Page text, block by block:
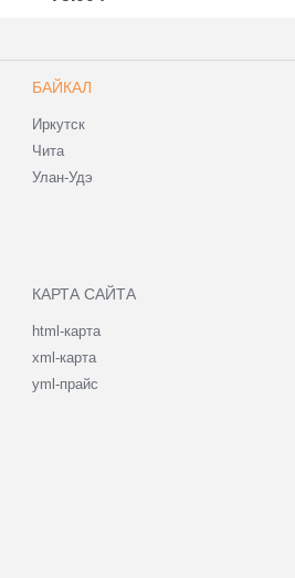
БАЙКАЛ
Иркутск
Чита
Улан-Удэ
КАРТА САЙТА
html-карта
xml-карта
yml-прайс